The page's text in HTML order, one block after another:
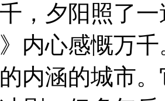
，夕阳照了
》内心感慨万
内涵的城市